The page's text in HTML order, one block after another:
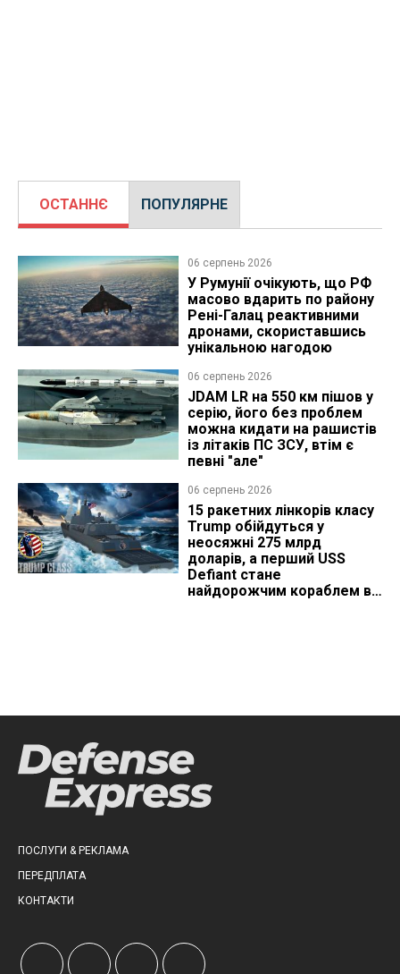
ОСТАННЄ ПОПУЛЯРНЕ
06 серпень 2026
У Румунії очікують, що РФ
масово вдарить по району
Рені-Галац реактивними
дронами, скориставшись
унікальною нагодою
06 серпень 2026
JDAM LR на 550 км пішов у
серію, його без проблем
можна кидати на рашистів
із літаків ПС ЗСУ, втім є
певні "але"
06 серпень 2026
15 ракетних лінкорів класу
Trump обійдуться у
неосяжні 275 млрд
доларів, а перший USS
Defiant стане
найдорожчим кораблем в
ПОСЛУГИ & РЕКЛАМА
ПЕРЕДПЛАТА
КОНТАКТИ